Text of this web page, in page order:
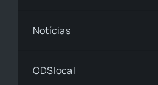
Notícias
ODSlocal